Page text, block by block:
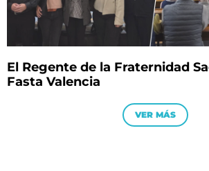
El Regente de la Fraternidad
Fasta Valencia
VER MÁS